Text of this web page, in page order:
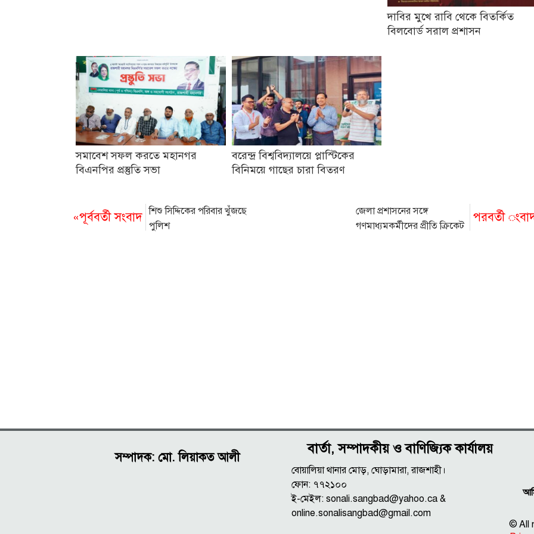
দাবির মুখে রাবি থেকে বিতর্কিত
বিলবোর্ড সরাল প্রশাসন
সমাবেশ সফল করতে মহানগর
বিএনপির প্রস্তুতি সভা
বরেন্দ্র বিশ্ববিদ্যালয়ে প্লাস্টিকের
বিনিময়ে গাছের চারা বিতরণ
«পূর্ববর্তী সংবাদ শিশু সিদ্দিকের পরিবার খুঁজছে
পুলিশ
পরবর্তী
জেলা প্রশাসনের সঙ্গে
গণমাধ্যমকর্মীদের প্রীতি ক্রিকেট
সম্পাদক: মো. লিয়াকত আলী
বার্তা, সম্পাদকীয় ও বাণিজ্যিক কার্যালয়
বোয়ালিয়া থানার মোড়, ঘোড়ামারা, রাজশাহী।
ফোন: ৭৭২১০০
ই-মেইল: sonali.sangbad@yahoo.ca &
online.sonalisangbad@gmail.com
© All